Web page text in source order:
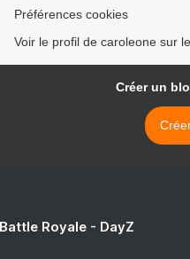
Préférences cookies
Voir le profil de caroleone sur
Créer un
Royale - DayZ